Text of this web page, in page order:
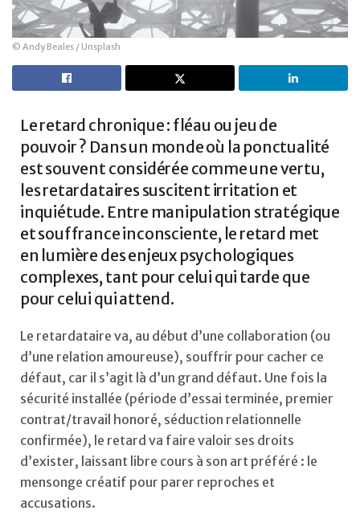
© Andy Beales / Unsplash
Le retard chronique : fléau ou jeu de
pouvoir ? Dans un monde où la ponctualité
est souvent considérée comme une vertu,
les retardataires suscitent irritation et
inquiétude. Entre manipulation stratégique
et souffrance inconsciente, le retard met
en lumière des enjeux psychologiques
complexes, tant pour celui qui tarde que
pour celui qui attend.
Le retardataire va, au début d’une collaboration (ou
d’une relation amoureuse), souffrir pour cacher ce
défaut, car il s’agit là d’un grand défaut. Une fois la
sécurité installée (période d’essai terminée, premier
contrat/travail honoré, séduction relationnelle
confirmée), le retard va faire valoir ses droits
d’exister, laissant libre cours à son art préféré : le
mensonge créatif pour parer reproches et
accusations.